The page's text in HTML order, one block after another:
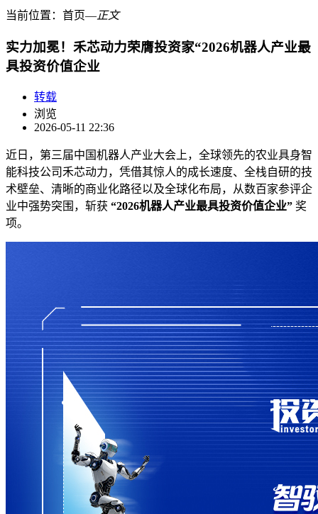
当前位置： 首页―正文
实力加冕！禾芯动力荣膺投资家“2026机器人产业最
具投资价值企业
转载
浏览
2026-05-11 22:36
近日，第三届中国机器人产业大会上，全球领先的农业具身智
能科技公司禾芯动力，凭借其惊人的成长速度、全栈自研的技
术壁垒、清晰的商业化路径以及全球化布局，从数百家参评企
业中强势突围，斩获 “2026机器人产业最具投资价值企业” 奖
项。